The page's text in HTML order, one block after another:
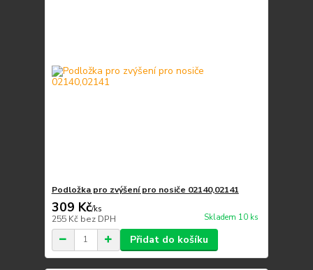
Podložka pro zvýšení pro nosiče 02140,02141
309 Kč/ks
255 Kč bez DPH Skladem 10 ks
Přidat do košíku